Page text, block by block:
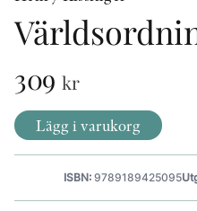
309 kr
Lägg i varukorg
ISBN:9789189425095